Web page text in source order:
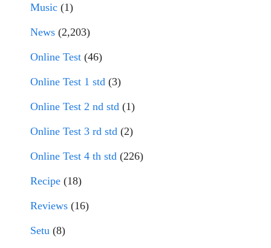
Music (1)
News (2,203)
Online Test (46)
Online Test 1 std (3)
Online Test 2 nd std (1)
Online Test 3 rd std (2)
Online Test 4 th std (226)
Recipe (18)
Reviews (16)
Setu (8)